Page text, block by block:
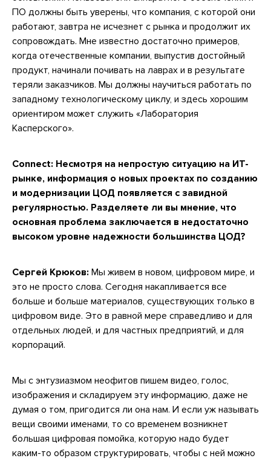
ПО должны быть уверены, что компания, с которой они
работают, завтра не исчезнет с рынка и продолжит их
сопровождать. Мне известно достаточно примеров,
когда отечественные компании, выпустив достойный
продукт, начинали почивать на лаврах и в результате
теряли заказчиков. Мы должны научиться работать по
западному технологическому циклу, и здесь хорошим
ориентиром может служить «Лаборатория
Касперского».
Connect: Несмотря на непростую ситуацию на ИТ-
рынке, информация о новых проектах по созданию
и модернизации ЦОД появляется с завидной
регулярностью. Разделяете ли вы мнение, что
основная проблема заключается в недостаточно
высоком уровне надежности большинства ЦОД?
Сергей Крюков: Мы живем в новом, цифровом мире, и
это не просто слова. Сегодня накапливается все
больше и больше материалов, существующих только в
цифровом виде. Это в равной мере справедливо и для
отдельных людей, и для частных предприятий, и для
корпораций.
Мы с энтузиазмом неофитов пишем видео, голос,
изображения и складируем эту информацию, даже не
думая о том, пригодится ли она нам. И если уж называть
вещи своими именами, то со временем возникнет
большая цифровая помойка, которую надо будет
каким-то образом структурировать, чтобы с ней можно